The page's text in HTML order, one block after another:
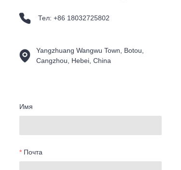
Имя
Почта
Тел: +86 18032725802
Yangzhuang Wangwu Town, Botou,
Cangzhou, Hebei, China